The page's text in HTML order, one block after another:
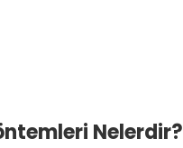
Nelerdir?